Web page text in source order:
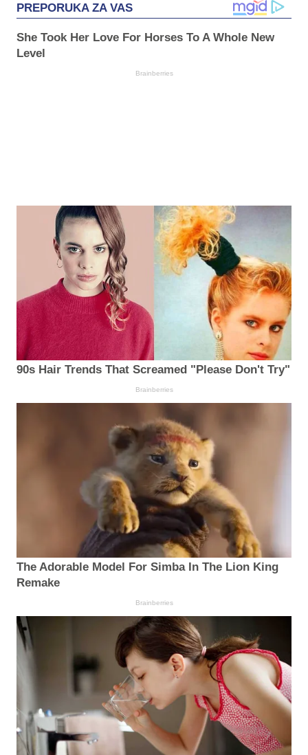
PREPORUKA ZA VAS
She Took Her Love For Horses To A Whole New
Level
Brainberries
90s Hair Trends That Screamed "Please Don't Try"
Brainberries
The Adorable Model For Simba In The Lion King
Remake
Brainberries